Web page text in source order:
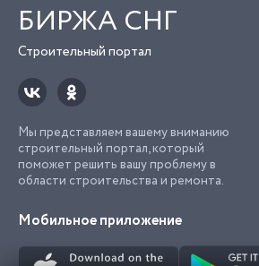
БИРЖА СНГ
Строительный портал
Мы представляем вашему вниманию
строительный портал, который
поможет решить вашу проблему в
области строительства и ремонта.
Мобильное приложение